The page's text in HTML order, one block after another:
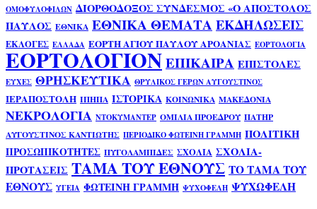
ΟΜΟΦΥΛΟΦΙΛΩΝ ΔΙΟΡΘΟΔΟΞΟΣ ΣΥΝΔΕΣΜΟΣ «Ο ΑΠΟΣΤΟΛΟΣ
ΠΑΥΛΟΣ ΕΘΝΙΚΑ ΕΘΝΙΚΑ ΘΕΜΑΤΑΕΚΔΗΛΩΣΕΙΣ
ΕΚΛΟΓΕΣ ΕΛΛΑΔΑ ΕΟΡΤΗ ΑΓΙΟΥ ΠΑΥΛΟΥ ΑΡΟΑΝΙΑΣ ΕΟΡΤΟΛΟΓΙΑ
ΕΟΡΤΟΛΟΓΙΟΝΕΠΙΚΑΙΡΑ ΕΠΙΣΤΟΛΕΣ
ΕΥΧΕΣ ΘΡΗΣΚΕΥΤΙΚΑ ΘΡΥΛΙΚΟΣ ΓΕΡΩΝ ΑΥΓΟΥΣΤΙΝΟΣ
ΙΕΡΑΠΟΣΤΟΛΗ ΙΠΗΠΑ ΙΣΤΟΡΙΚΑ ΚΟΙΝΩΝΙΚΑ ΜΑΚΕΔΟΝΙΑ
ΝΕΚΡΟΛΟΓΙΑ ΝΤΟΚΥΜΑΝΤΕΡ ΟΜΙΛΙΑ ΠΡΟΕΔΡΟΥ ΠΑΤΗΡ
ΑΥΓΟΥΣΤΙΝΟΣ ΚΑΝΤΙΩΤΗΣ ΠΕΡΙΟΔΙΚΟ ΦΩΤΕΙΝΗ ΓΡΑΜΜΗ ΠΟΛΙΤΙΚΗ
ΠΡΟΣΩΠΙΚΟΤΗΤΕΣ ΠΥΓΟΛΑΜΠΙΔΕΣ ΣΧΟΛΙΑ ΣΧΟΛΙΑ-
ΠΡΟΤΑΣΕΙΣ ΤΑΜΑ ΤΟΥ ΕΘΝΟΥΣ ΤΟ ΤΑΜΑ ΤΟΥ
ΕΘΝΟΥΣ ΥΓΕΙΑ ΦΩΤΕΙΝΗ ΓΡΑΜΜΗ ΨΥΧΟΦΕΛΗ ΨΥΧΩΦΕΛΗ